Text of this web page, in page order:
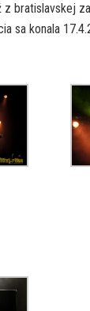
bratislavskej
sa konala